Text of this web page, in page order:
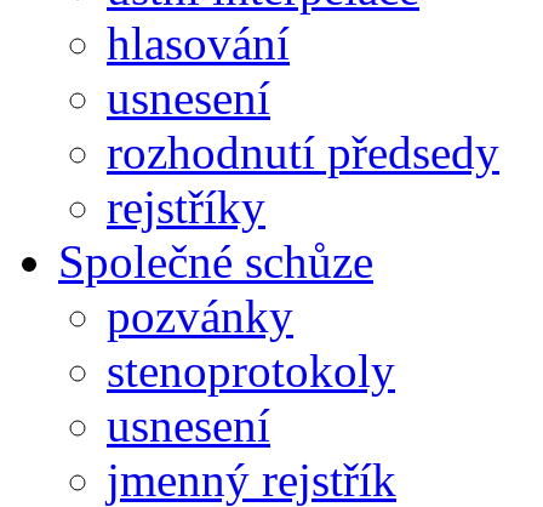
hlasování
usnesení
rozhodnutí předsedy
rejstříky
Společné schůze
pozvánky
stenoprotokoly
usnesení
jmenný rejstřík